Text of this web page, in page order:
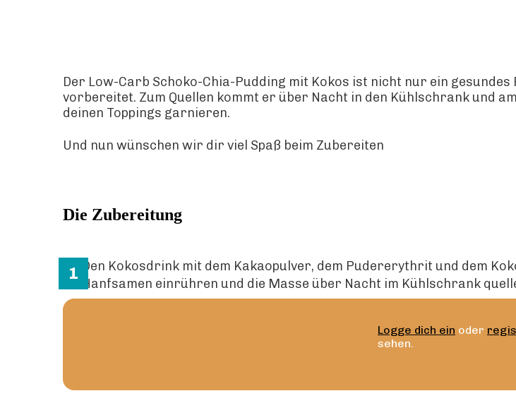
Der Low-Carb Schoko-Chia-Pudding mit Kokos ist nicht nur ein
vorbereitet. Zum Quellen kommt er über Nacht in den Kühlschrank und
deinen Toppings garnieren.
Und nun wünschen wir dir viel Spaß beim Zubereiten
Die Zubereitung
Den Kokosdrink mit dem Kakaopulver, dem Pudererythrit und dem
Hanfsamen einrühren und die Masse über Nacht im Kühlschrank
Logge dich ein oder
sehen.